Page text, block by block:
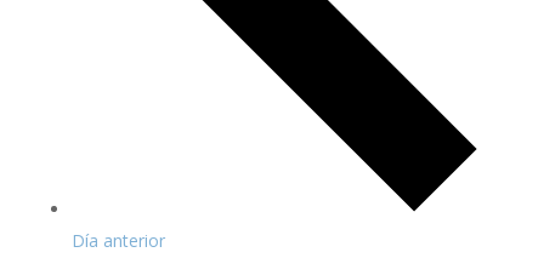
Día anterior